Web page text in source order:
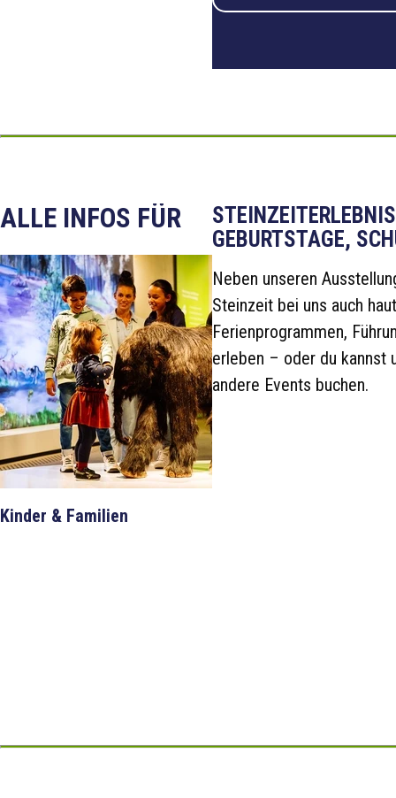
ALLE INFOS FÜR
Kinder & Familien
ODER
GEHE
DIREKT
ZU
UNSEREN
BESTSELLERN
GEBURTSTAGE,
Neben unseren
Steinzeit bei uns auch
Ferienprogrammen,
erleben – oder du kannst
andere Events buchen.